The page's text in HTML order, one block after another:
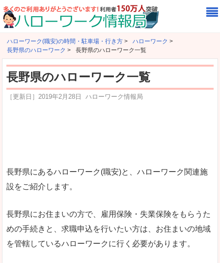
ハローワーク(職安)の時間・駐車場・行き方 > ハローワーク >
長野県のハローワーク > 長野県のハローワーク一覧
長野県のハローワーク一覧
［更新日］ 2019年2月28日 ハローワーク情報局
長野県にあるハローワーク(職安)と、ハローワーク関連施
設をご紹介します。
長野県にお住まいの方で、雇用保険・失業保険をもらうた
めの手続きと、求職申込を行いたい方は、お住まいの地域
を管轄しているハローワークに行く必要があります。